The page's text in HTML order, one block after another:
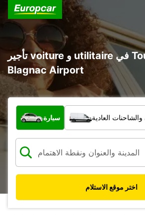
تأجير voiture و utilitaire في Toulouse
Blagnac Airport
ما نوع المركبة؟
سيارة العادية
اختر موقع الاستلام